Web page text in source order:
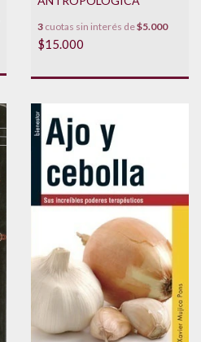
3 cuotas sin interés de$5.000
$15.000